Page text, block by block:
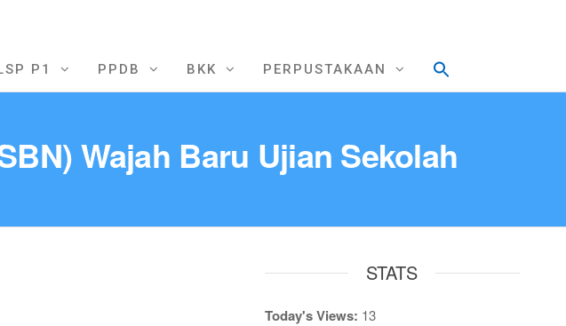
P1 PPDB BKK PERPUSTAKAAN
Wajah Baru Ujian Sekolah
STATS
Today's Views: 13